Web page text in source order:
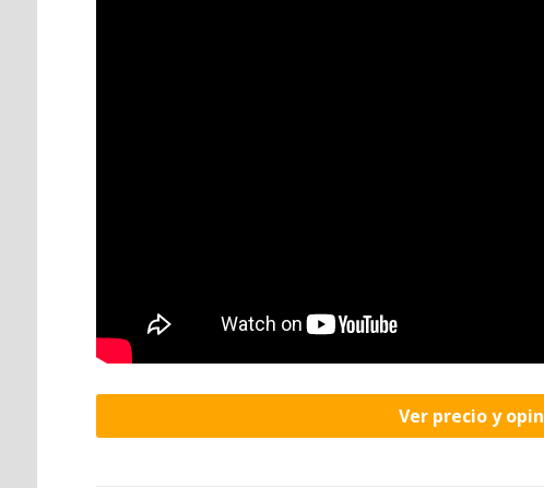
Ver precio y